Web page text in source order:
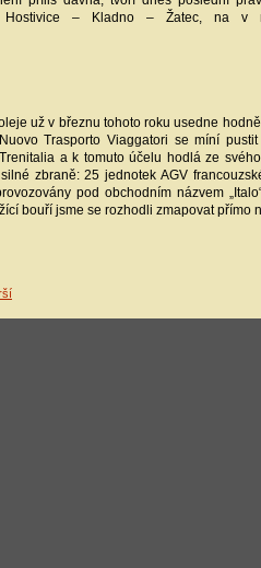
Hostivice – Kladno – Žatec, na v
už v březnu tohoto roku usedne
Trasporto Viaggatori se míní
a k tomuto účelu hodlá ze
zbraně: 25 jednotek AGV
pod obchodním názvem
bouří jsme se rozhodli zmapovat přímo